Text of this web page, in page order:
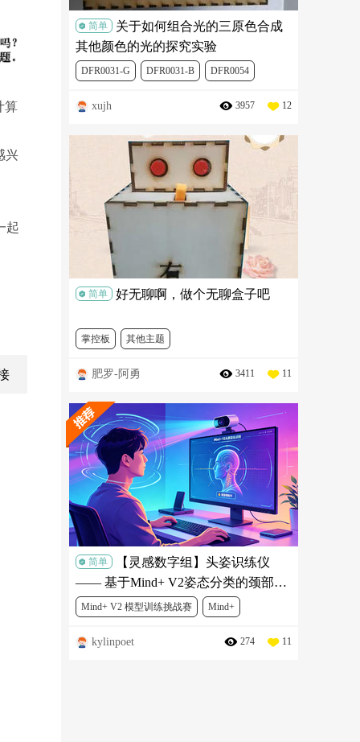
算
兴
起
简单
关于如何组合光的三原色合成
其他颜色的光的探究实验
DFR0031-G DFR0031-B DFR0054
DFR0608-1 DFR0031-R
xujh 3957 12
简单 好无聊啊，做个无聊盒子吧
掌控板 其他主题
#REMAKE再造#创客挑战赛 DFR0608-1
MBT0014
肥罗-阿勇 3411 11
简单
【灵感数字组】头姿识练仪
—— 基于Mind+ V2姿态分类的颈部舒
缓锻炼项目
Mind+ V2 模型训练挑战赛 Mind+
人工智能
kylinpoet 274 11